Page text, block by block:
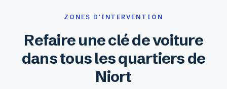
ZONES D'INTERVENTION
Refaire une clé de voiture
dans tous les quartiers de
Niort